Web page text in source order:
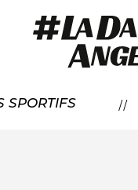
SPORTIFS //